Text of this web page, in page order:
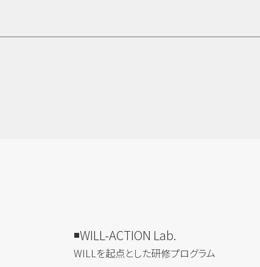
WILL-ACTION Lab.
WILLを​起点とした​研修プログラム